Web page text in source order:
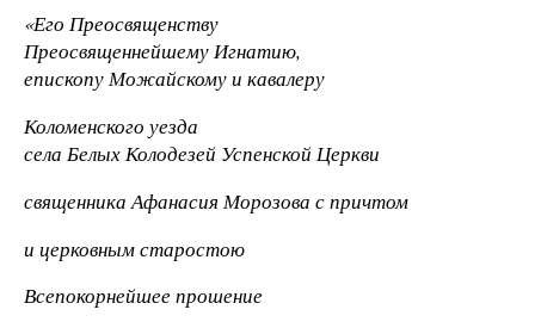
«Его Преосвященству
Преосвященнейшему Игнатию,
епископу Можайскому и кавалеру
Коломенского уезда
села Белых Колодезей Успенской Церкви
священника Афанасия Морозова с причтом
и церковным старостою
Всепокорнейшее прошение